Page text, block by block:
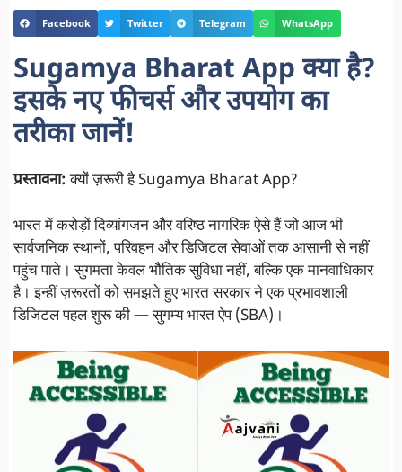
Facebook Twitter Telegram WhatsApp
Sugamya Bharat App क्या है?
इसके नए फीचर्स और उपयोग का
तरीका जानें!
प्रस्तावना:क्यों ज़रूरी है Sugamya Bharat App?
भारत में करोड़ों दिव्यांगजन और वरिष्ठ नागरिक ऐसे हैं जो आज भी
सार्वजनिक स्थानों, परिवहन और डिजिटल सेवाओं तक आसानी से नहीं
पहुंच पाते। सुगमता केवल भौतिक सुविधा नहीं, बल्कि एक मानवाधिकार
है। इन्हीं ज़रूरतों को समझते हुए भारत सरकार ने एक प्रभावशाली
डिजिटल पहल शुरू की — सुगम्य भारत ऐप (SBA)।